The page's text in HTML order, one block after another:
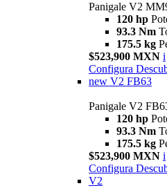
Panigale V2
120 hp
93.3 Nm
175.5 kg
$523,900 MXN i
Configura
new V2 FB63
Panigale V2
120 hp
93.3 Nm
175.5 kg
$523,900 MXN i
Configura
V2